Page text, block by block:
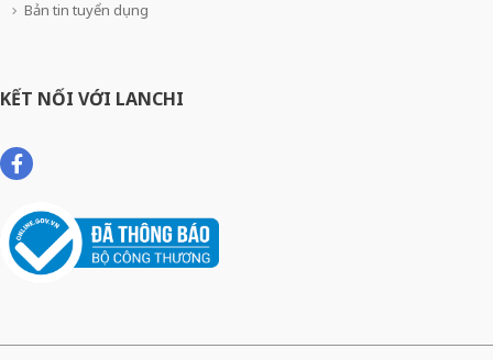
Bản tin tuyển dụng
KẾT NỐI VỚI LANCHI